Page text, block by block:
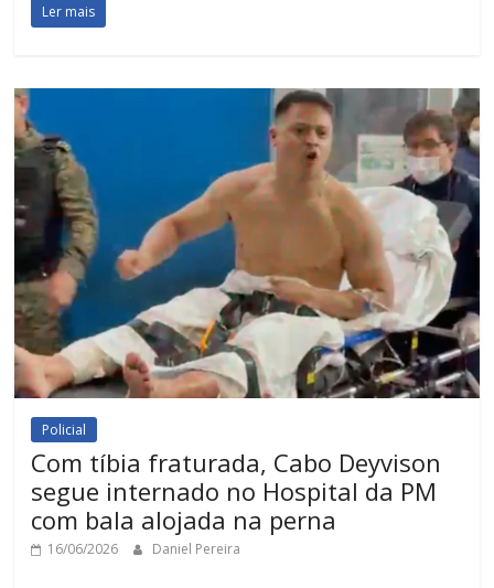
Ler mais
Policial
Com tíbia fraturada, Cabo Deyvison
segue internado no Hospital da PM
com bala alojada na perna
16/06/2026 Daniel Pereira